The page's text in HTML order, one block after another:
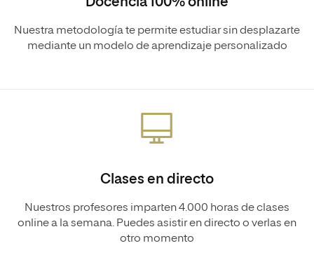
Nuestra metodología te permite estudiar sin desplazarte
mediante un modelo de aprendizaje personalizado
Clases en directo
Nuestros profesores imparten 4.000 horas de clases
online a la semana. Puedes asistir en directo o verlas en
otro momento